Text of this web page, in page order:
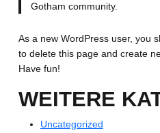
Gotham community.
As a new WordPress user, you
to delete this page and create
Have fun!
WEITERE
Uncategorized